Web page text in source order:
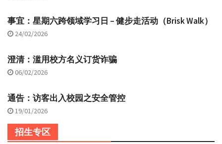
事宜：星期六跨领域学习日 – 健步走活动（Brisk Walk）
24/02/2026
澄清：滥用校方名义订货诈骗
06/02/2026
通告：访客出入校园之安全管控
19/01/2026
招生专区